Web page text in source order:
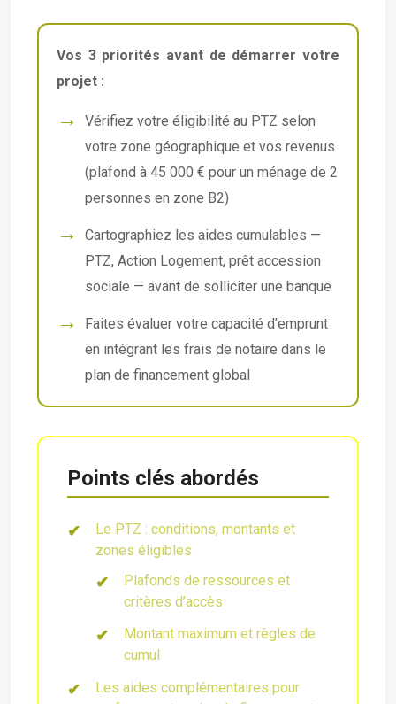
Vos 3 priorités avant de démarrer votre
projet :
Vérifiez votre éligibilité au PTZ selon
votre zone géographique et vos revenus
(plafond à 45 000 € pour un ménage de 2
personnes en zone B2)
Cartographiez les aides cumulables —
PTZ, Action Logement, prêt accession
sociale — avant de solliciter une banque
Faites évaluer votre capacité d’emprunt
en intégrant les frais de notaire dans le
plan de financement global
Points clés abordés
Le PTZ : conditions, montants et
zones éligibles
Plafonds de ressources et
critères d’accès
Montant maximum et règles de
cumul
Les aides complémentaires pour